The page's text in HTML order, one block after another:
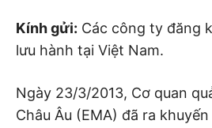
Kính gửi: Các công ty đăng
lưu hành tại Việt Nam.
Ngày 23/3/2013, Cơ quan
Châu Âu (EMA) đã ra